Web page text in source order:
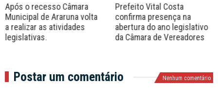
Após o recesso Câmara
Municipal de Araruna volta
a realizar as atividades
legislativas.
Prefeito Vital Costa
confirma presença na
abertura do ano legislativo
da Câmara de Vereadores
Postar um comentário Nenhum comentário